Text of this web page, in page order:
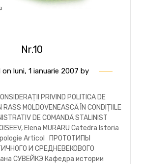
Nr.10
on luni, 1 ianuarie 2007 by
PRIVIND POLITICA DE
RASS MOLDOVENEASCĂ ÎN CONDIŢIILE
DE COMANDĂ STALINIST
Elena MURARU Catedra Istoria
Articol ПРОТОТИПЫ
И СРЕДНЕВЕКОВОГО
СУВЕЙКЭ Кафедра истории